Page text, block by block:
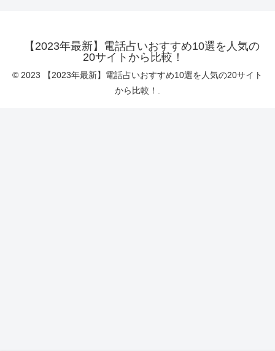
【2023年最新】電話占いおすすめ10選を人気の
20サイトから比較！
© 2023 【2023年最新】電話占いおすすめ10選を人気の20サイト
から比較！.